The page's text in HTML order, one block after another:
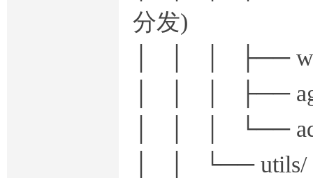
分发)
│ │ │ ├──
│ │ │ ├──
│ │ │ └──
│ │ └── utils/